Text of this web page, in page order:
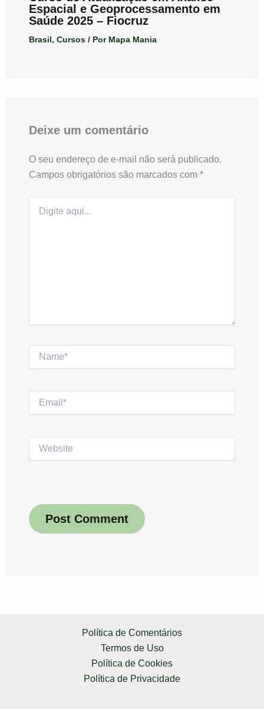
Espacial e Geoprocessamento em
Saúde 2025 – Fiocruz
Brasil, Cursos/ Por Mapa Mania
Deixe um comentário
O seu endereço de e-mail não será publicado.
Campos obrigatórios são marcados com *
aqui...
Política de Comentários
Termos de Uso
Política de Cookies
Política de Privacidade